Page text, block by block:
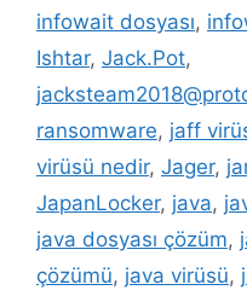
infowait dosyası,
Ishtar, Jack.Pot,
ransomware, jaff
virüsü nedir, Jager,
JapanLocker, java,
java dosyası çözüm,
çözümü, java virüsü,